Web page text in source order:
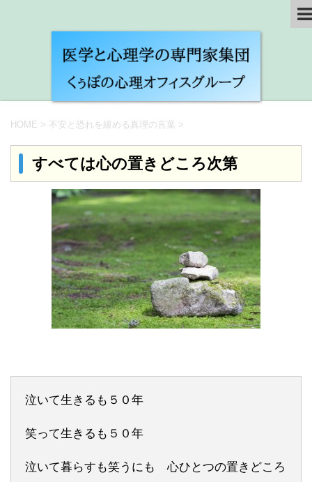
HOME > 不安と恐れを緩める真理の言葉 >
すべては心の置きどころ次第
泣いて生きるも５０年
笑って生きるも５０年
泣いて暮らすも笑うにも 心ひとつの置きどころ